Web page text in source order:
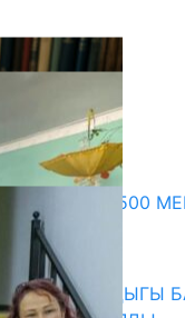
ЖАРЛЫГЫ: 500
АЧЫЛАТ
МУКТАЖДЫГЫ